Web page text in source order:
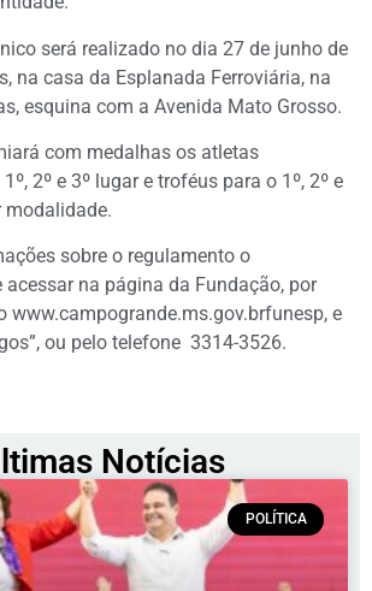
será realizado no dia 27 de junho de
na casa da Esplanada Ferroviária, na
esquina com a Avenida Mato Grosso.
com medalhas os atletas
2º e 3º lugar e troféus para o 1º, 2º e
modalidade.
sobre o regulamento o
acessar na página da Fundação, por
www.campogrande.ms.gov.brfunesp, e
ou pelo telefone 3314-3526.
Notícias
POLÍTICA